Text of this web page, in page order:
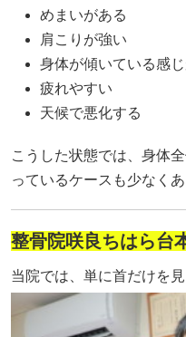
めまいがある
肩こりが強い
身体が傾いている感
疲れやすい
天候で悪化する
こうした状態では、身体
っているケースも少なくあ
整骨院咲良ちはら台
当院では、単に首だけを見